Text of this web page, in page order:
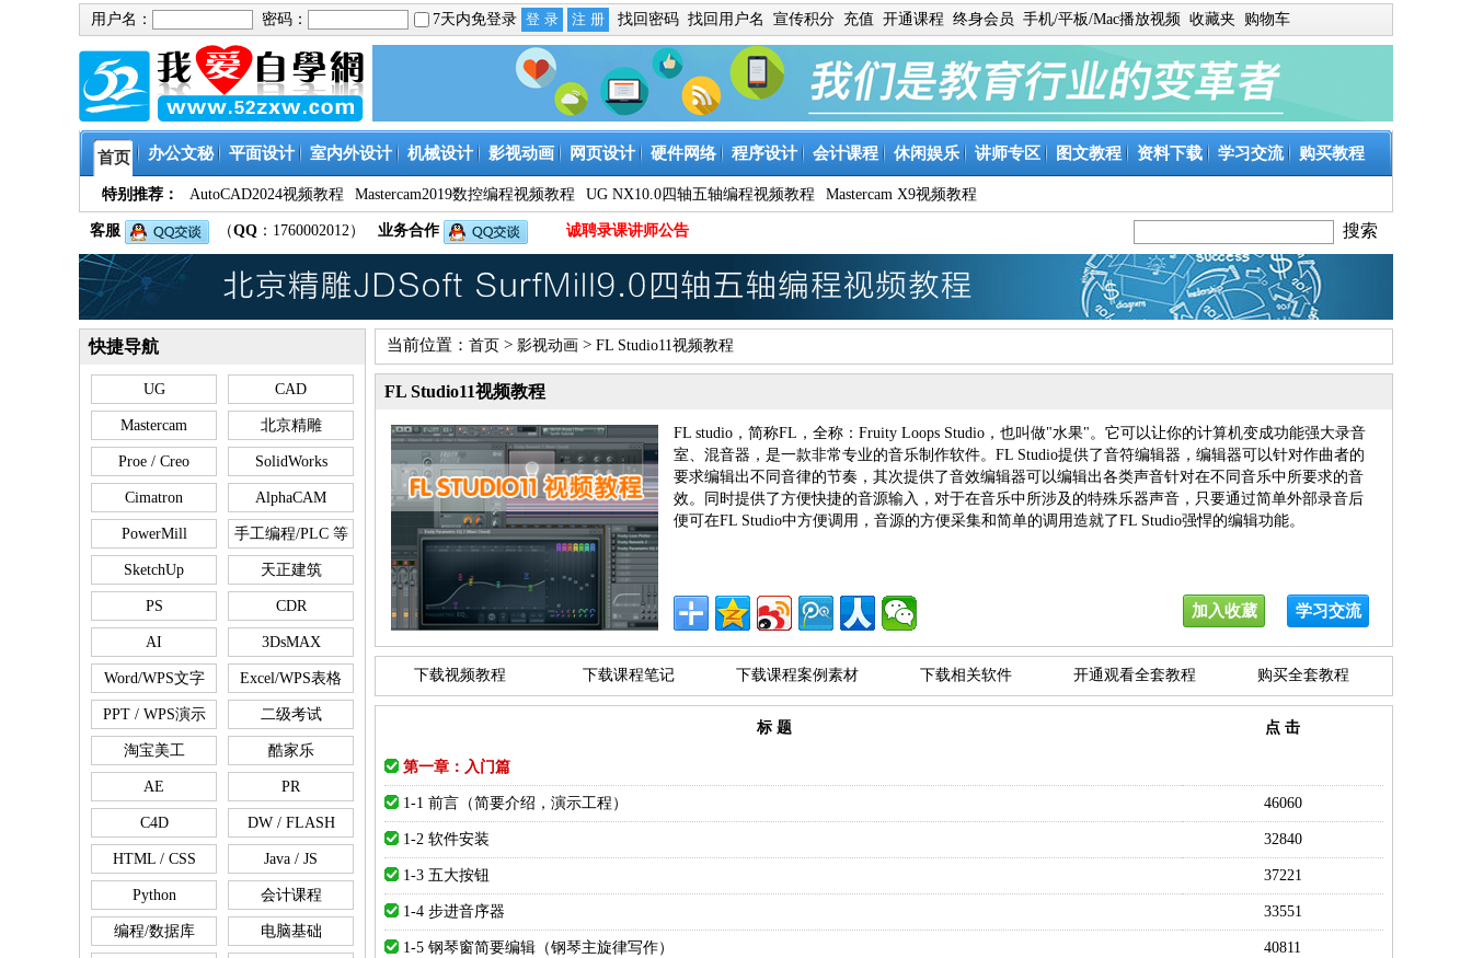
用户名： 密码： 7天内免登录 找回密码 找回用户名 宣传积分 充值 开通课程 终身会员 手机/平板/Mac播放视频 收藏夹 购物车
首页 办公文秘 平面设计 室内外设计 机械设计 影视动画 网页设计 硬件网络 程序设计 会计课程 休闲娱乐 讲师专区 图文教程 资料下载 学习交流 购买教程
特别推荐： AutoCAD2024视频教程 Mastercam2019数控编程视频教程 UG NX10.0四轴五轴编程视频教程 Mastercam X9视频教程
客服 （QQ ：1760002012） 业务合作 诚聘录课讲师公告
快捷导航
UG CAD
Mastercam 北京精雕
Proe / Creo SolidWorks
Cimatron AlphaCAM
PowerMill 手工编程/PLC 等
SketchUp 天正建筑
PS CDR
AI 3DsMAX
Word/WPS文字 Excel/WPS表格
PPT / WPS演示 二级考试
淘宝美工 酷家乐
AE PR
C4D DW / FLASH
HTML / CSS Java / JS
Python 会计课程
编程/数据库 电脑基础
当前位置： 首页 > 影视动画 > FL Studio11视频教程
FL Studio11视频教程
FL studio，简称FL，全称：Fruity Loops Studio，也叫做"水果"。它可以让你的计算机变成功能强大录音
室、混音器，是一款非常专业的音乐制作软件。FL Studio提供了音符编辑器，编辑器可以针对作曲者的
要求编辑出不同音律的节奏，其次提供了音效编辑器可以编辑出各类声音针对在不同音乐中所要求的音
效。同时提供了方便快捷的音源输入，对于在音乐中所涉及的特殊乐器声音，只要通过简单外部录音后
便可在FL Studio中方便调用，音源的方便采集和简单的调用造就了FL Studio强悍的编辑功能。
学习交流
加入收葳
下载视频教程 下载课程笔记 下载课程案例素材 下载相关软件 开通观看全套教程 购买全套教程
标 题 点 击
第一章：入门篇
1-1 前言（简要介绍，演示工程） 46060
1-2 软件安装 32840
1-3 五大按钮 37221
1-4 步进音序器 33551
1-5 钢琴窗简要编辑（钢琴主旋律写作） 40811